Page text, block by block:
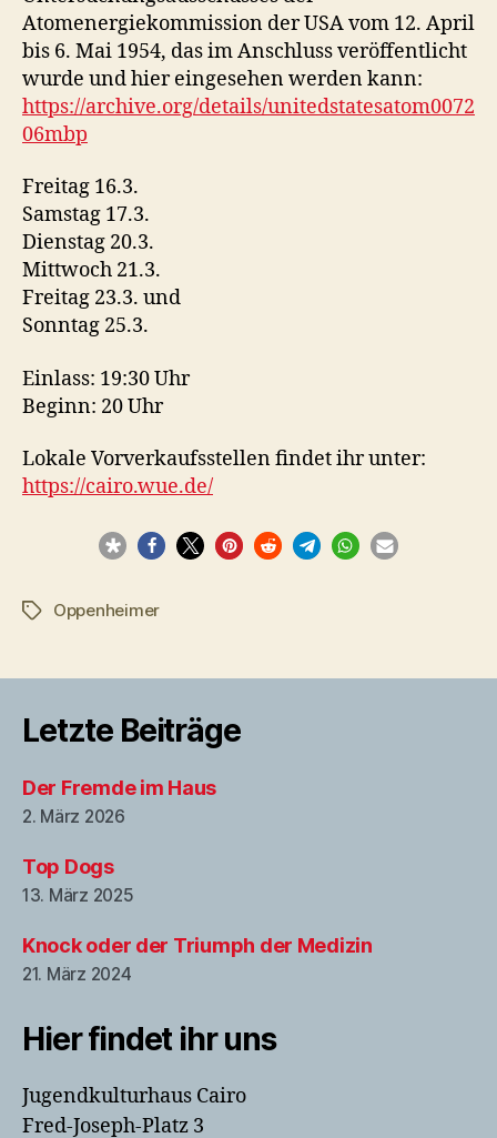
Atomenergiekommission der USA vom 12. April
bis 6. Mai 1954, das im Anschluss veröffentlicht
wurde und hier eingesehen werden kann:
https://archive.org/details/unitedstatesatom0072
06mbp
Freitag 16.3.
Samstag 17.3.
Dienstag 20.3.
Mittwoch 21.3.
Freitag 23.3. und
Sonntag 25.3.
Einlass: 19:30 Uhr
Beginn: 20 Uhr
Lokale Vorverkaufsstellen findet ihr unter:
https://cairo.wue.de/
Schlagwörter
Oppenheimer
Letzte Beiträge
Der Fremde im Haus
2. März 2026
Top Dogs
13. März 2025
Knock oder der Triumph der Medizin
21. März 2024
Hier findet ihr uns
Jugendkulturhaus Cairo
Fred-Joseph-Platz 3